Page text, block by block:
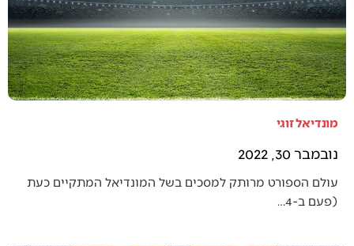
מונדיאל זוגי
נובמבר 30, 2022
עולם הספורט מרותק למסכים בשל המונדיאל המתקיים כעת
(פעם ב-4…